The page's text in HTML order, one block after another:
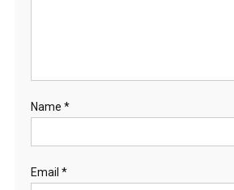
Name *
Email *